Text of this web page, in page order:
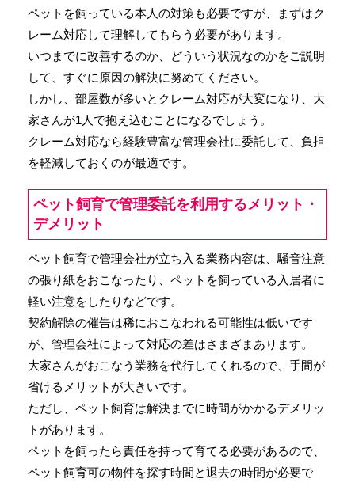
ペットを飼っている本人の対策も必要ですが、まずはク
レーム対応して理解してもらう必要があります。
いつまでに改善するのか、どういう状況なのかをご説明
して、すぐに原因の解決に努めてください。
しかし、部屋数が多いとクレーム対応が大変になり、大
家さんが1人で抱え込むことになるでしょう。
クレーム対応なら経験豊富な管理会社に委託して、負担
を軽減しておくのが最適です。
ペット飼育で管理委託を利用するメリット・
デメリット
ペット飼育で管理会社が立ち入る業務内容は、騒音注意
の張り紙をおこなったり、ペットを飼っている入居者に
軽い注意をしたりなどです。
契約解除の催告は稀におこなわれる可能性は低いです
が、管理会社によって対応の差はさまざまあります。
大家さんがおこなう業務を代行してくれるので、手間が
省けるメリットが大きいです。
ただし、ペット飼育は解決までに時間がかかるデメリッ
トがあります。
ペットを飼ったら責任を持って育てる必要があるので、
ペット飼育可の物件を探す時間と退去の時間が必要で